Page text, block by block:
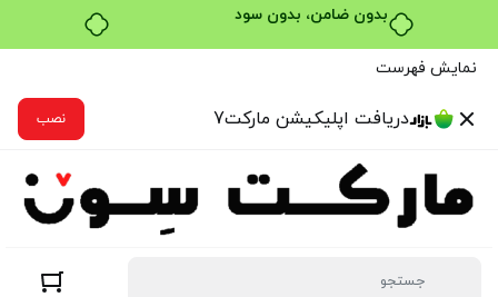
خرید قسطی با ترب‌پی
نمایش فهرست
دریافت اپلیکیشن مارکت7 نصب